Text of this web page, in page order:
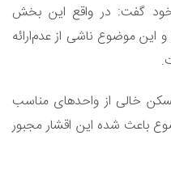
گفت: در واقع این بخش
این موضوع ناشی از عدم‌ارائه
خالی از واحد‌های مناسب
باعث شده این اقشار مجبور